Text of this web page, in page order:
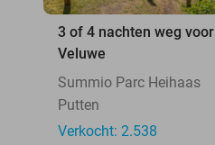
3 of 4 nachten weg
Veluwe
Summio Parc Heihaas
Putten
Verkocht: 2.538